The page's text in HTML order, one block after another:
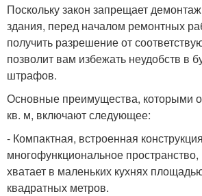
Поскольку закон запрещает
здания, перед началом ремонтных
получить разрешение от
позволит вам избежать неудобств в
штрафов.
Основные преимущества, которыми
кв. м, включают следующее:
- Компактная, встроенная
многофункциональное пространство,
хватает в маленьких кухнях
квадратных метров.